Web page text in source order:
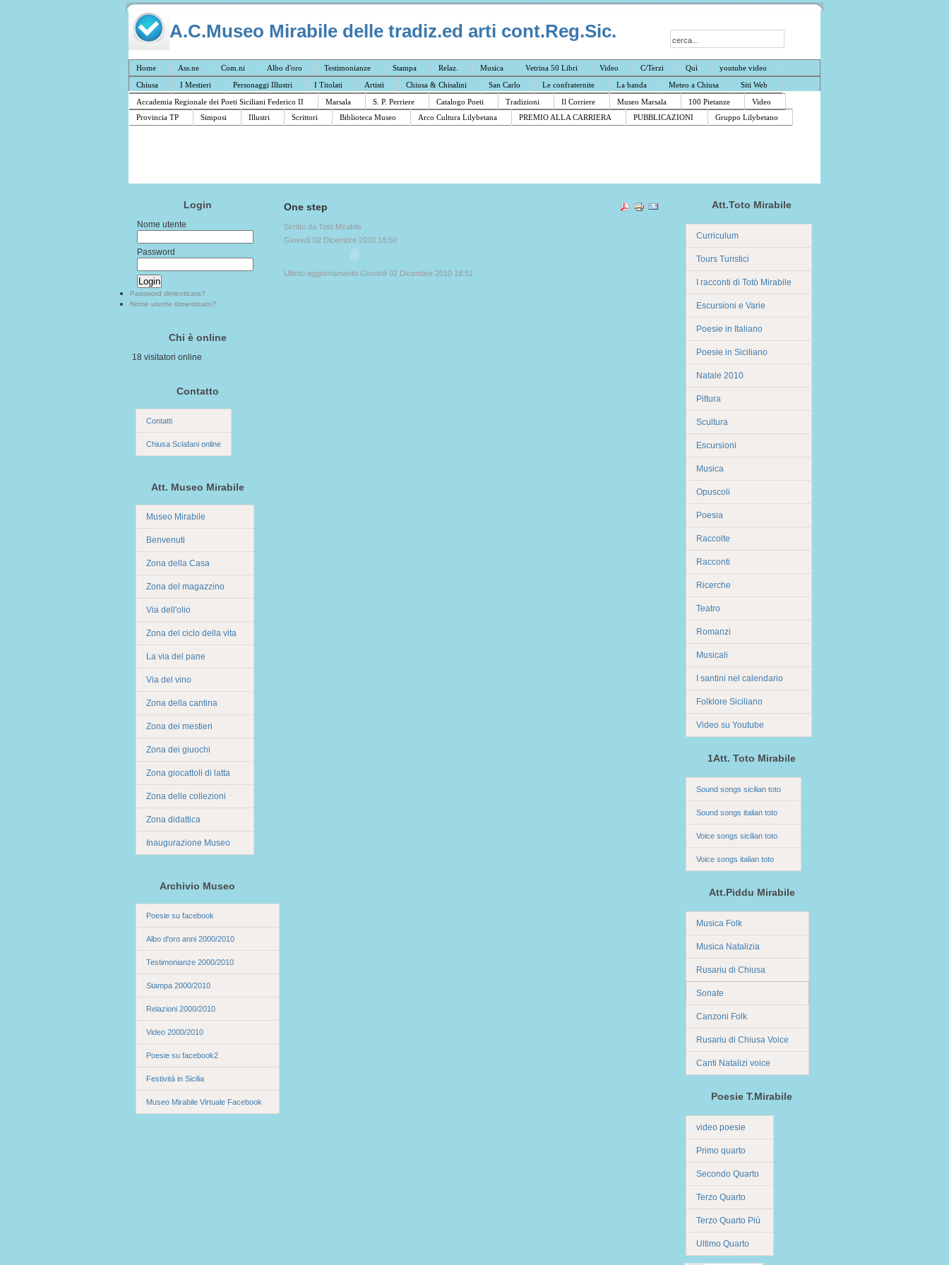
A.C.Museo Mirabile delle tradiz.ed arti cont.Reg.Sic.
Home Ass.ne Com.ni Albo d'oro Testimonianze Stampa Relaz. Musica Vetrina 50 Libri Video C/Terzi Quì
youtube video
Chiusa
I Mestieri Personaggi Illustri I Titolati Artisti Chiusa & Chisalini San Carlo Le confraternite La banda Meteo a Chiusa
Siti Web
Accademia Regionale dei Poeti Siciliani Federico II
Marsala S. P. Perriere Catalogo Poeti Tradizioni Il Corriere Museo Marsala 100 Pietanze
Video
Provincia TP
Simposi Illustri Scrittori Biblioteca Museo Arco Cultura Lilybetana PREMIO ALLA CARRIERA PUBBLICAZIONI Gruppo Lilybetano
Login
Nome utente
Password
Password dimenticata?
Nome utente dimenticato?
Chi è online
18 visitatori online
Contatto
Contatti
Chiusa Sclafani online
Att. Museo Mirabile
Museo Mirabile
Benvenuti
Zona della Casa
Zona del magazzino
Via dell'olio
Zona del ciclo della vita
La via del pane
Via del vino
Zona della cantina
Zona dei mestieri
Zona dei giuochi
Zona giocattoli di latta
Zona delle collezioni
Zona didattica
Inaugurazione Museo
Archivio Museo
Poesie su facebook
Albo d'oro anni 2000/2010
Testimonianze 2000/2010
Stampa 2000/2010
Relazioni 2000/2010
Video 2000/2010
Poesie su facebook2
Festività in Sicilia
Museo Mirabile Virtuale Facebook
One step
Scritto da Totò Mirabile
Giovedì 02 Dicembre 2010 18:50
Ultimo aggiornamento Giovedì 02 Dicembre 2010 18:51
Att.Toto Mirabile
Curriculum
Tours Turistici
I racconti di Totò Mirabile
Escursioni e Varie
Poesie in Italiano
Poesie in Siciliano
Natale 2010
Pittura
Scultura
Escursioni
Musica
Opuscoli
Poesia
Raccolte
Racconti
Ricerche
Teatro
Romanzi
Musicali
I santini nel calendario
Folklore Siciliano
Video su Youtube
1Att. Toto Mirabile
Sound songs sicilian toto
Sound songs italian toto
Voice songs sicilian toto
Voice songs italian toto
Att.Piddu Mirabile
Musica Folk
Musica Natalizia
Rusariu di Chiusa
Sonate
Canzoni Folk
Rusariu di Chiusa Voice
Canti Natalizi voice
Poesie T.Mirabile
video poesie
Primo quarto
Secondo Quarto
Terzo Quarto
Terzo Quarto Più
Ultimo Quarto